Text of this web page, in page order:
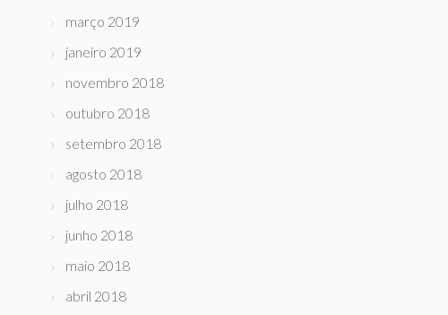
março 2019
janeiro 2019
novembro 2018
outubro 2018
setembro 2018
agosto 2018
julho 2018
junho 2018
maio 2018
abril 2018